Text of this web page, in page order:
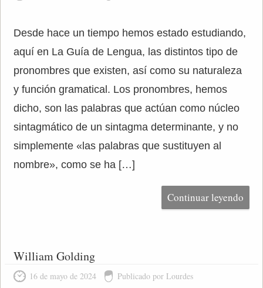
Desde hace un tiempo hemos estado estudiando,
aquí en La Guía de Lengua, las distintos tipo de
pronombres que existen, así como su naturaleza
y función gramatical. Los pronombres, hemos
dicho, son las palabras que actúan como núcleo
sintagmático de un sintagma determinante, y no
simplemente «las palabras que sustituyen al
nombre», como se ha […]
Continuar leyendo
William Golding
16 de mayo de 2024 Publicado por Lourdes